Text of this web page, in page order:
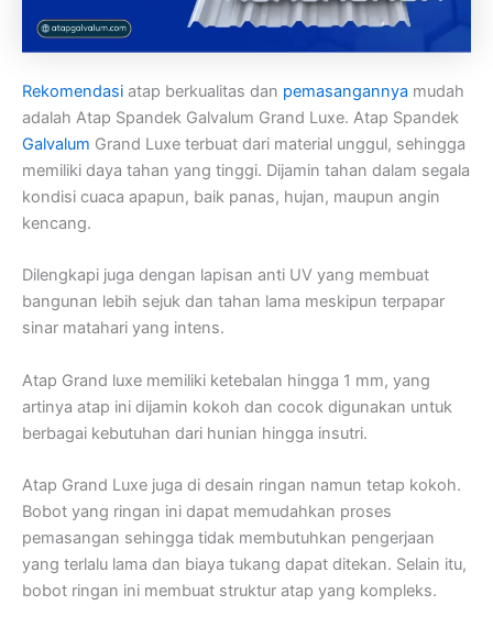
Rekomendasi atap berkualitas dan pemasangannya mudah
adalah Atap Spandek Galvalum Grand Luxe. Atap Spandek
Galvalum Grand Luxe terbuat dari material unggul, sehingga
memiliki daya tahan yang tinggi. Dijamin tahan dalam segala
kondisi cuaca apapun, baik panas, hujan, maupun angin
kencang.
Dilengkapi juga dengan lapisan anti UV yang membuat
bangunan lebih sejuk dan tahan lama meskipun terpapar
sinar matahari yang intens.
Atap Grand luxe memiliki ketebalan hingga 1 mm, yang
artinya atap ini dijamin kokoh dan cocok digunakan untuk
berbagai kebutuhan dari hunian hingga insutri.
Atap Grand Luxe juga di desain ringan namun tetap kokoh.
Bobot yang ringan ini dapat memudahkan proses
pemasangan sehingga tidak membutuhkan pengerjaan
yang terlalu lama dan biaya tukang dapat ditekan. Selain itu,
bobot ringan ini membuat struktur atap yang kompleks.